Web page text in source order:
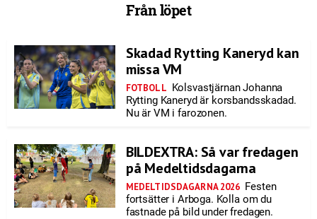
Från löpet
Skadad Rytting Kaneryd kan
missa VM
FOTBOLL Kolsvastjärnan Johanna
Rytting Kaneryd är korsbandsskadad.
Nu är VM i farozonen.
BILDEXTRA: Så var fredagen
på Medeltidsdagarna
MEDELTIDSDAGARNA 2026 Festen
fortsätter i Arboga. Kolla om du
fastnade på bild under fredagen.